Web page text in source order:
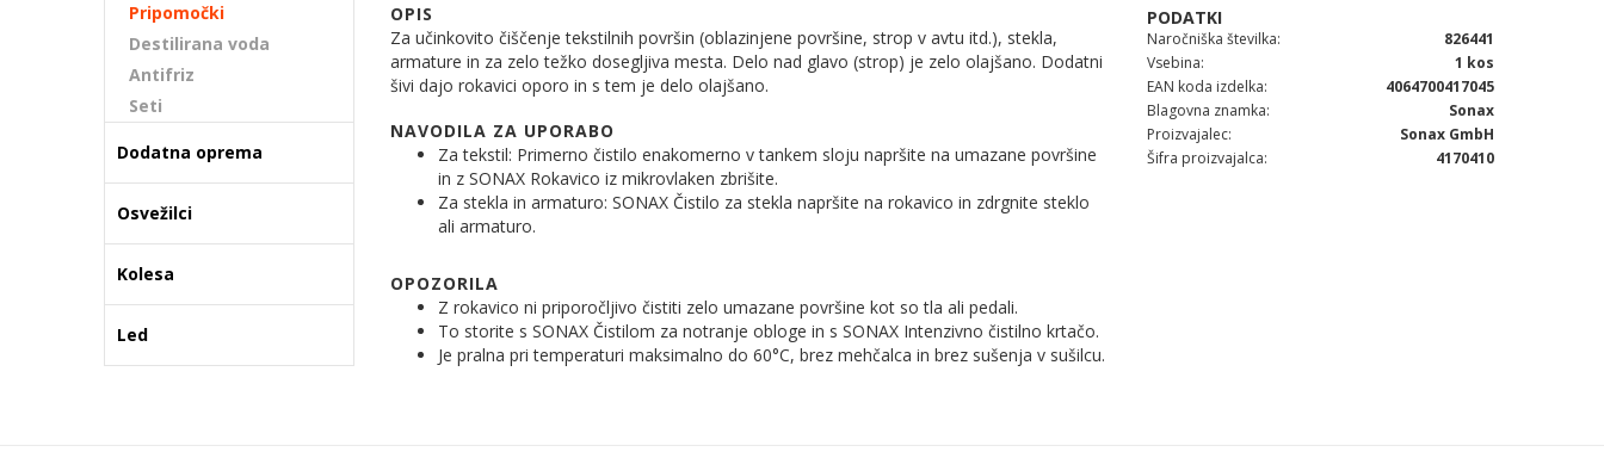
Pripomočki
Destilirana voda
Antifriz
Seti
Dodatna oprema
Osvežilci
Kolesa
Led
OPIS
Za učinkovito čiščenje tekstilnih površin (oblazinjene površine, strop v avtu itd.), stekla,
armature in za zelo težko dosegljiva mesta. Delo nad glavo (strop) je zelo olajšano. Dodatni
šivi dajo rokavici oporo in s tem je delo olajšano.
NAVODILA ZA UPORABO
Za tekstil: Primerno čistilo enakomerno v tankem sloju napršite na umazane površine
in z SONAX Rokavico iz mikrovlaken zbrišite.
Za stekla in armaturo: SONAX Čistilo za stekla napršite na rokavico in zdrgnite steklo
ali armaturo.
OPOZORILA
Z rokavico ni priporočljivo čistiti zelo umazane površine kot so tla ali pedali.
To storite s SONAX Čistilom za notranje obloge in s SONAX Intenzivno čistilno krtačo.
Je pralna pri temperaturi maksimalno do 60°C, brez mehčalca in brez sušenja v sušilcu.
Naročniška številka
826441
Vsebina
1 kos
EAN koda izdelka
4064700417045
Blagovna znamka
Sonax
Proizvajalec
Sonax GmbH
Šifra proizvajalca
4170410